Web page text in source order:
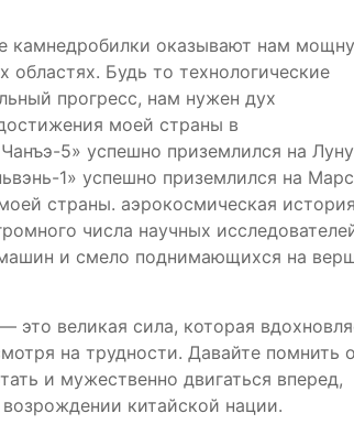
камнедробилки оказывают нам
Будь то технологические
прогресс, нам нужен дух
моей страны в
5» успешно приземлился на
1» успешно приземлился на
страны. аэрокосмическая
числа научных
и смело поднимающихся на
это великая сила, которая
на трудности. Давайте помнить о
и мужественно двигаться вперед,
китайской нации.